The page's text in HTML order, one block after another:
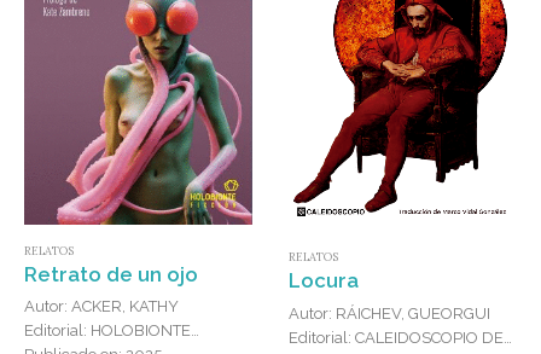
RELATOS
Retrato de un ojo
Autor: ACKER, KATHY
Editorial: HOLOBIONTE
RELATOS
Locura
Autor: RÁICHEV, GUEORGUI
Editorial: CALEIDOSCOPIO DE